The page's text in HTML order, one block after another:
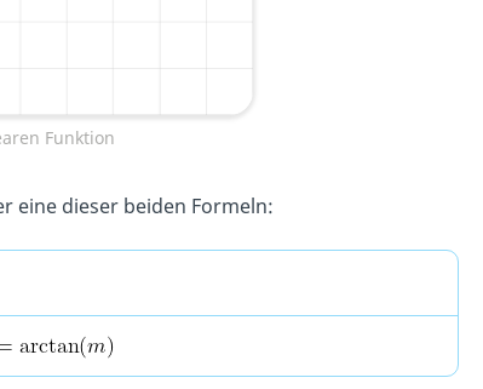
Funktion
eine dieser beiden Formeln: